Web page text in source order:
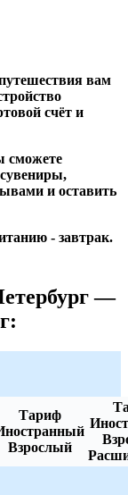
вам
счёт и
сможете
и оставить
- завтрак.
—
Тариф
Взрослый